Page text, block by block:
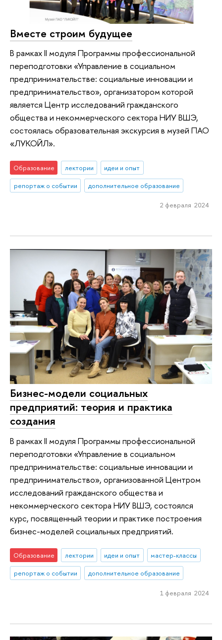
Вместе строим будущее
В рамках II модуля Программы профессиональной
переподготовки «Управление в социальном
предпринимательстве: социальные инновации и
предпринимательство», организатором которой
является Центр исследований гражданского
общества и некоммерческого сектора НИУ ВШЭ,
состоялась образовательная экскурсия в музей ПАО
«ЛУКОЙЛ».
Образование лектории
идеи и опыт
репортаж о событии
дополнительное образование
2 февраля 2024
Бизнес-модели социальных
предприятий: теория и практика
создания
В рамках II модуля Программы профессиональной
переподготовки «Управление в социальном
предпринимательстве: социальные инновации и
предпринимательство», организованной Центром
исследований гражданского общества и
некоммерческого сектора НИУ ВШЭ, состоялся
курс, посвященный теории и практике построения
бизнес-моделей социальных предприятий.
Образование лектории идеи и опыт
мастер-классы
репортаж о событии
дополнительное образование
1 февраля 2024